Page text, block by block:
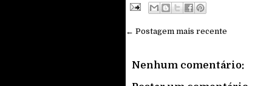
← Postagem mais recente
Nenhum comentário: